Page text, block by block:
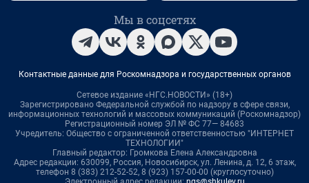
Мы в соцсетях
Контактные данные для Роскомнадзора и государственных органов
Сетевое издание «НГС.НОВОСТИ» (18+)
Зарегистрировано Федеральной службой по надзору в сфере связи,
информационных технологий и массовых коммуникаций (Роскомнадзор)
Регистрационный номер ЭЛ № ФС 77— 84683
Учредитель: Общество с ограниченной ответственностью "ИНТЕРНЕТ
ТЕХНОЛОГИИ"
Главный редактор: Громкова Елена Александровна
Адрес редакции: 630099, Россия, Новосибирск, ул. Ленина, д. 12, 6 этаж,
телефон 8 (383) 212-52-52, 8 (923) 157-00-00 (круглосуточно)